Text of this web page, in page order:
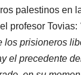
palestinos en
profesor Tovias:
los prisioneros
el precedente